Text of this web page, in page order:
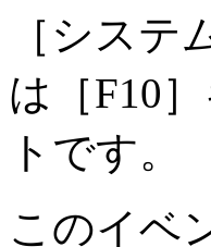
［シス
は［F10
トです。
このイベ